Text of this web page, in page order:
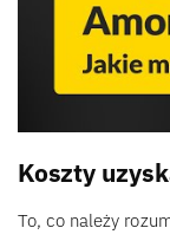
Koszty
To, co należy